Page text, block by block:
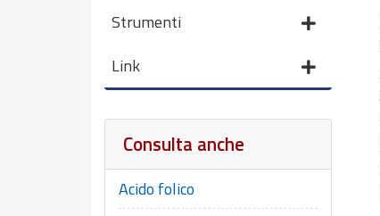
Strumenti
Link
Consulta anche
Acido folico